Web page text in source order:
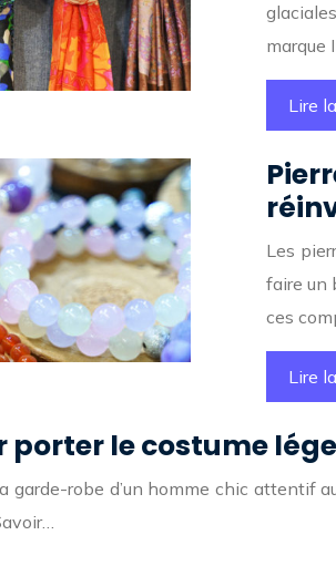
marque
Lire
Les
faire un
ces
Lire
porter le costume
garde-robe d’un homme chic attentif